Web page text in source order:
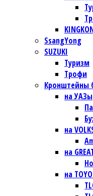
SsangYong
SUZUKI
Туризм
Трофи
Кронштейны
на УАЗы
на
на
на